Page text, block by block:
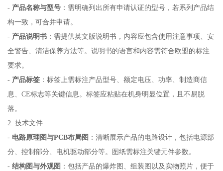
- 产品名称与型号：需明确列出所有申请认证的型号，若系列产品结
构一致，可合并申请。
- 产品说明书：需提供英文版说明书，内容应包含使用注意事项、安
全警告、清洁保养方法等。说明书的语言和内容需符合欧盟的标注
要求。
- 产品标签：标签上需标注产品型号、额定电压、功率、制造商信
息、CE标志等关键信息。标签应粘贴在机身明显位置，且不易脱
落。
2. 技术文件
- 电路原理图与PCB布局图 ：清晰展示产品的电路设计，包括电源部
分、控制部分、电机驱动部分等。图纸需标注关键元件参数。
- 结构图与外观图 ：包括产品的爆炸图、组装图以及实物照片，便于